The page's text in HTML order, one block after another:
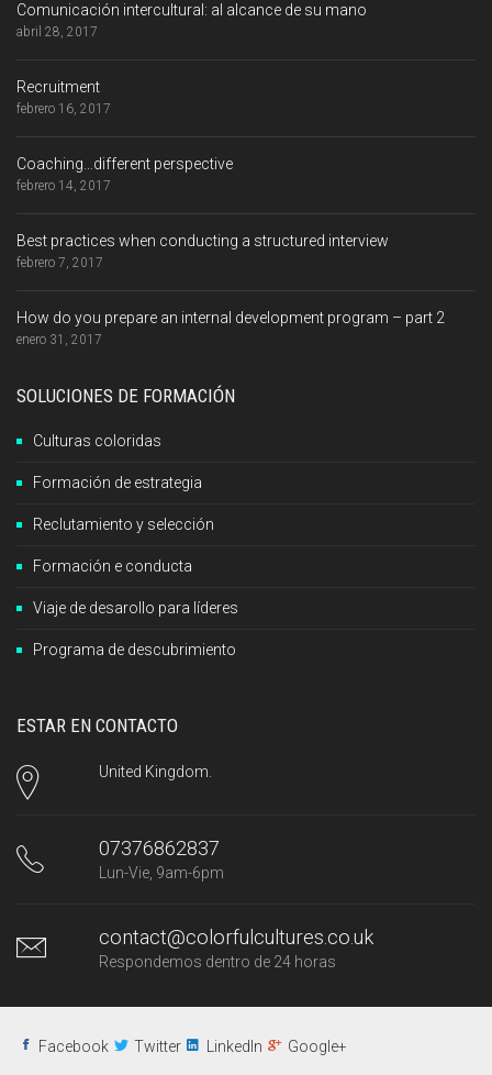
Comunicación intercultural: al alcance de su mano
abril 28, 2017
Recruitment
febrero 16, 2017
Coaching…different perspective
febrero 14, 2017
Best practices when conducting a structured interview
febrero 7, 2017
How do you prepare an internal development program – part 2
enero 31, 2017
SOLUCIONES DE FORMACIÓN
Culturas coloridas
Formación de estrategia
Reclutamiento y selección
Formación e conducta
Viaje de desarollo para líderes
Programa de descubrimiento
ESTAR EN CONTACTO
United Kingdom.
07376862837
Lun-Vie, 9am-6pm
contact@colorfulcultures.co.uk
Respondemos dentro de 24 horas
Facebook Twitter LinkedIn Google+